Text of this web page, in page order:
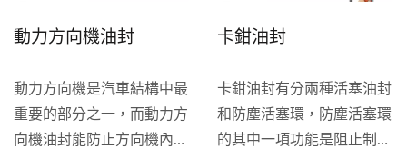
門導杆的密封，是眾多油封
工作環境是在高溫高壓下，
所以需要採用耐熱性和耐油
動力方向機油封
動力方向機是汽車結構中最
重要的部分之一，而動力方
向機油封能防止方向機內液
卡鉗油封
卡鉗油封有分兩種活塞油封
和防塵活塞環，防塵活塞環
的其中一項功能是阻止制動